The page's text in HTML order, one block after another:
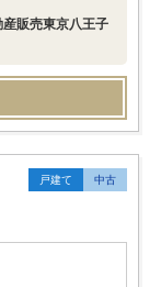
販売東京八王子
戸建て 中古